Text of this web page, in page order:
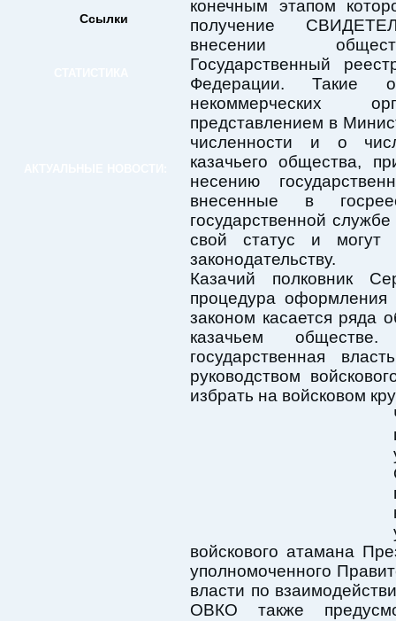
Ссылки
конечным этапом
получение
внесении
Государственный
Федерации. Такие
некоммерческих
представлением в
численности и о
казачьего общества,
несению
внесенные в
государственной
свой статус и
законодательству.
Казачий полковник
процедура оформления
законом касается ряда
казачьем
государственная
руководством
избрать на войсковом
войскового атамана
уполномоченного
власти по
ОВКО также